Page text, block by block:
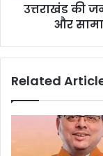
उत्तराखंड की
और
Related